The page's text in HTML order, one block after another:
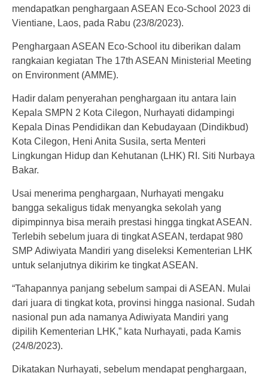
mendapatkan penghargaan ASEAN Eco-School 2023 di
Vientiane, Laos, pada Rabu (23/8/2023).
Penghargaan ASEAN Eco-School itu diberikan dalam
rangkaian kegiatan The 17th ASEAN Ministerial Meeting
on Environment (AMME).
Hadir dalam penyerahan penghargaan itu antara lain
Kepala SMPN 2 Kota Cilegon, Nurhayati didampingi
Kepala Dinas Pendidikan dan Kebudayaan (Dindikbud)
Kota Cilegon, Heni Anita Susila, serta Menteri
Lingkungan Hidup dan Kehutanan (LHK) RI. Siti Nurbaya
Bakar.
Usai menerima penghargaan, Nurhayati mengaku
bangga sekaligus tidak menyangka sekolah yang
dipimpinnya bisa meraih prestasi hingga tingkat ASEAN.
Terlebih sebelum juara di tingkat ASEAN, terdapat 980
SMP Adiwiyata Mandiri yang diseleksi Kementerian LHK
untuk selanjutnya dikirim ke tingkat ASEAN.
“Tahapannya panjang sebelum sampai di ASEAN. Mulai
dari juara di tingkat kota, provinsi hingga nasional. Sudah
nasional pun ada namanya Adiwiyata Mandiri yang
dipilih Kementerian LHK,” kata Nurhayati, pada Kamis
(24/8/2023).
Dikatakan Nurhayati, sebelum mendapat penghargaan,